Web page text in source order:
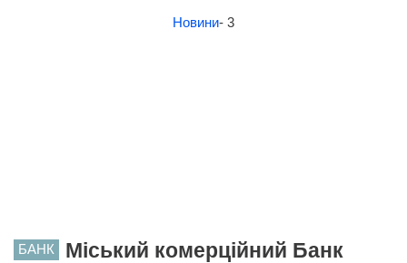
Новини- 3
БАНК Міський комерційний Банк